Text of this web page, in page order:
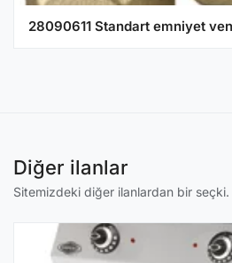
Diğer ilanlar
Sitemizdeki diğer ilanlardan bir seçki.